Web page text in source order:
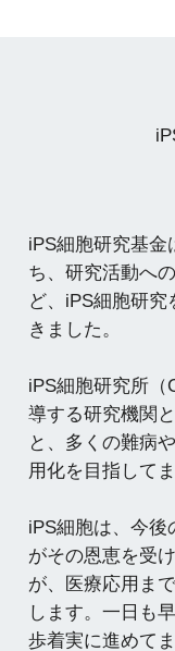
iPS細胞研究基金
ち、研究活動へ
ど、iPS細胞研究
きました。
iPS細胞研究所（
導する研究機関
と、多くの難病
用化を目指して
iPS細胞は、今後
がその恩恵を受
が、医療応用ま
します。一日も
歩着実に進めて